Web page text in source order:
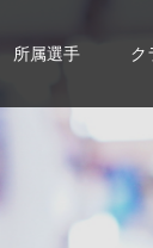
所属選手 ク